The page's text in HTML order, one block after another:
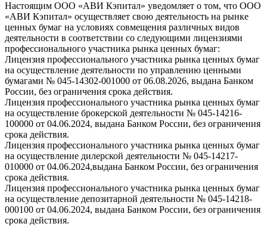
Настоящим ООО «АВИ Кэпитал» уведомляет о том, что ООО
«АВИ Кэпитал» осуществляет свою деятельность на рынке
ценных бумаг на условиях совмещения различных видов
деятельности в соответствии со следующими лицензиями
профессионального участника рынка ценных бумаг:
Лицензия профессионального участника рынка ценных бумаг
на осуществление деятельности по управлению ценными
бумагами № 045-14302-001000 от 06.08.2026, выдана Банком
России, без ограничения срока действия.
Лицензия профессионального участника рынка ценных бумаг
на осуществление брокерской деятельности № 045-14216-
100000 от 04.06.2024, выдана Банком России, без ограничения
срока действия.
Лицензия профессионального участника рынка ценных бумаг
на осуществление дилерской деятельности № 045-14217-
010000 от 04.06.2024,выдана Банком России, без ограничения
срока действия.
Лицензия профессионального участника рынка ценных бумаг
на осуществление депозитарной деятельности № 045-14218-
000100 от 04.06.2024, выдана Банком России, без ограничения
срока действия.